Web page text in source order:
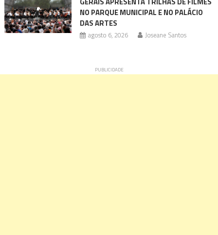
NO PARQUE MUNICIPAL E NO PALÁCIO
DAS ARTES
agosto 6, 2026 Joseane Santos